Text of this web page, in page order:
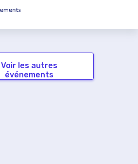
Voir les autres
événements